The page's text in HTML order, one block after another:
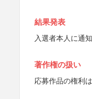
結果発表
入選者本人に通
著作権の扱い
応募作品の権利